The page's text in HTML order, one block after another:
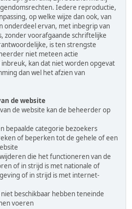
Iedere reproductie,
op welke wijze dan ook, van
onderdeel ervan, met inbegrip van
zonder voorafgaande schriftelijke
is ten strengste
niet meteen actie
kan dat niet worden opgevat
dan wel het afzien van
de website
de website kan de beheerder op
bepaalde categorie bezoekers
of beperken tot de gehele of een
die het functioneren van de
of in strijd is met nationale of
of in strijd is met internet-
beschikbaar hebben teneinde
voeren